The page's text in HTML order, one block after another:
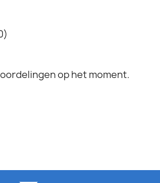
op het moment.